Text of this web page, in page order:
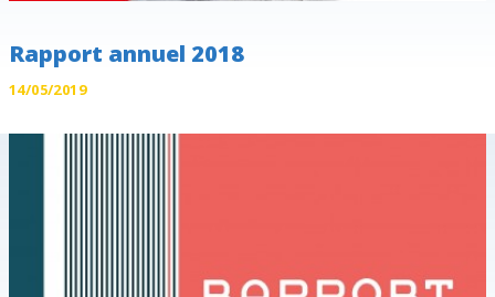
Rapport annuel 2018
14/05/2019